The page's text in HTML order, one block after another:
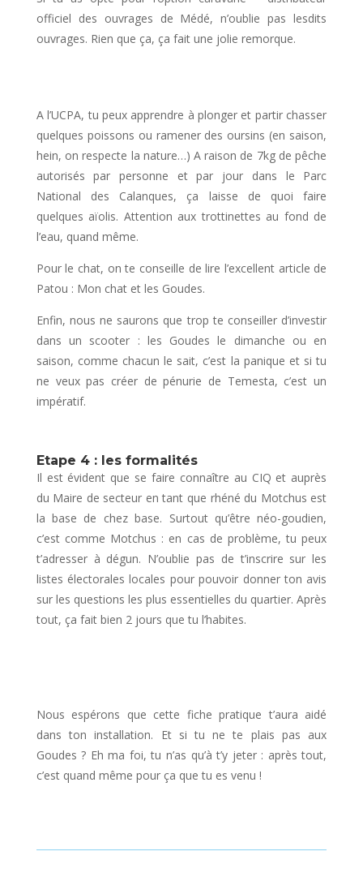
officiel des ouvrages de Médé, n’oublie pas lesdits
ouvrages. Rien que ça, ça fait une jolie remorque.
A l’UCPA, tu peux apprendre à plonger et partir chasser
quelques poissons ou ramener des oursins (en saison,
hein, on respecte la nature…) A raison de 7kg de pêche
autorisés par personne et par jour dans le Parc
National des Calanques, ça laisse de quoi faire
quelques aïolis. Attention aux trottinettes au fond de
l’eau, quand même.
Pour le chat, on te conseille de lire l’excellent article de
Patou : Mon chat et les Goudes.
Enfin, nous ne saurons que trop te conseiller d’investir
dans un scooter : les Goudes le dimanche ou en
saison, comme chacun le sait, c’est la panique et si tu
ne veux pas créer de pénurie de Temesta, c’est un
impératif.
Etape 4 : les formalités
Il est évident que se faire connaître au CIQ et auprès
du Maire de secteur en tant que rhéné du Motchus est
la base de chez base. Surtout qu’être néo-goudien,
c’est comme Motchus : en cas de problème, tu peux
t’adresser à dégun. N’oublie pas de t’inscrire sur les
listes électorales locales pour pouvoir donner ton avis
sur les questions les plus essentielles du quartier. Après
tout, ça fait bien 2 jours que tu l’habites.
Nous espérons que cette fiche pratique t’aura aidé
dans ton installation. Et si tu ne te plais pas aux
Goudes ? Eh ma foi, tu n’as qu’à t’y jeter : après tout,
c’est quand même pour ça que tu es venu !